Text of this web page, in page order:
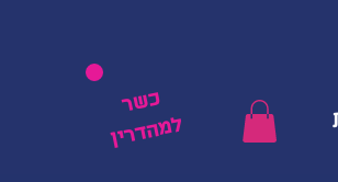
כשר
למהדרין